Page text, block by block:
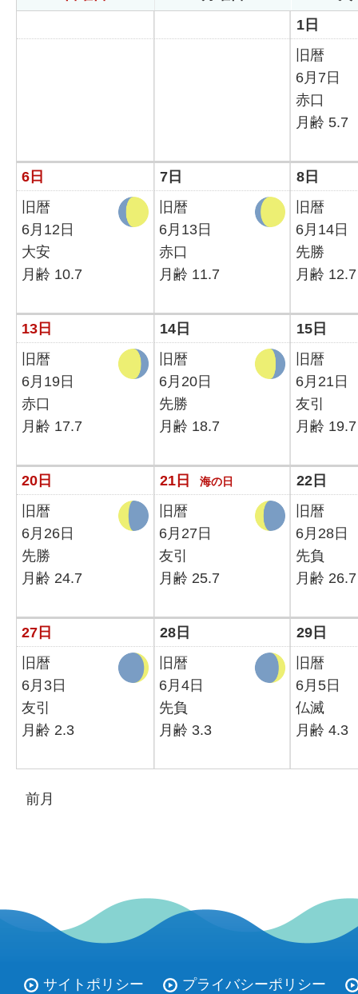
1日
旧暦
6月7日
赤口
月齢 5.7
6日 7日
8日
旧暦
6月12日
大安
月齢 10.7
旧暦
6月13日
赤口
月齢 11.7
旧暦
6月14日
先勝
月齢 12.7
13日 14日
15日
旧暦
6月19日
赤口
月齢 17.7
旧暦
6月20日
先勝
月齢 18.7
旧暦
6月21日
友引
月齢 19.7
20日 21日 海の日
22日
旧暦
6月26日
先勝
月齢 24.7
旧暦
6月27日
友引
月齢 25.7
旧暦
6月28日
先負
月齢 26.7
27日 28日
29日
旧暦
6月3日
友引
月齢 2.3
旧暦
6月4日
先負
月齢 3.3
旧暦
6月5日
仏滅
月齢 4.3
前月
サイトポリシー プライバシーポリシー